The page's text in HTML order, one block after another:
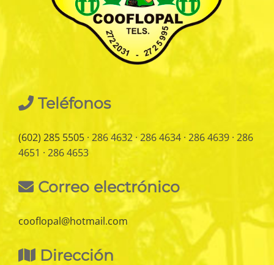
Teléfonos
(602) 285 5505· 286 4632 · 286 4634 · 286 4639 · 286
4651 · 286 4653
Correo electrónico
cooflopal@hotmail.com
Dirección